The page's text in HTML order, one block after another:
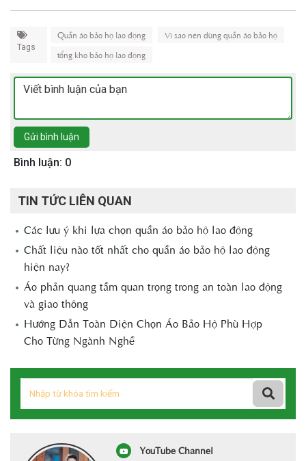
Tags
Quần áo bảo hộ lao động
Vì sao nên dùng quần áo bảo hộ
tổng kho bảo hộ lao động
Gửi bình luận
Bình luận: 0
TIN TỨC LIÊN QUAN
Các lưu ý khi lựa chọn quần áo bảo hộ lao động
Chất liệu nào tốt nhất cho quần áo bảo hộ lao động
hiện nay?
Áo phản quang tầm quan trọng trong an toàn lao động
và giao thông
Hướng Dẫn Toàn Diện Chọn Áo Bảo Hộ Phù Hợp
Cho Từng Ngành Nghề
YouTube Channel